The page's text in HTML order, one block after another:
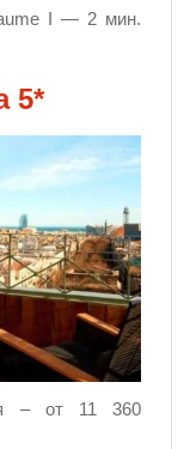
I — 2 мин.
5*
– от 11 360